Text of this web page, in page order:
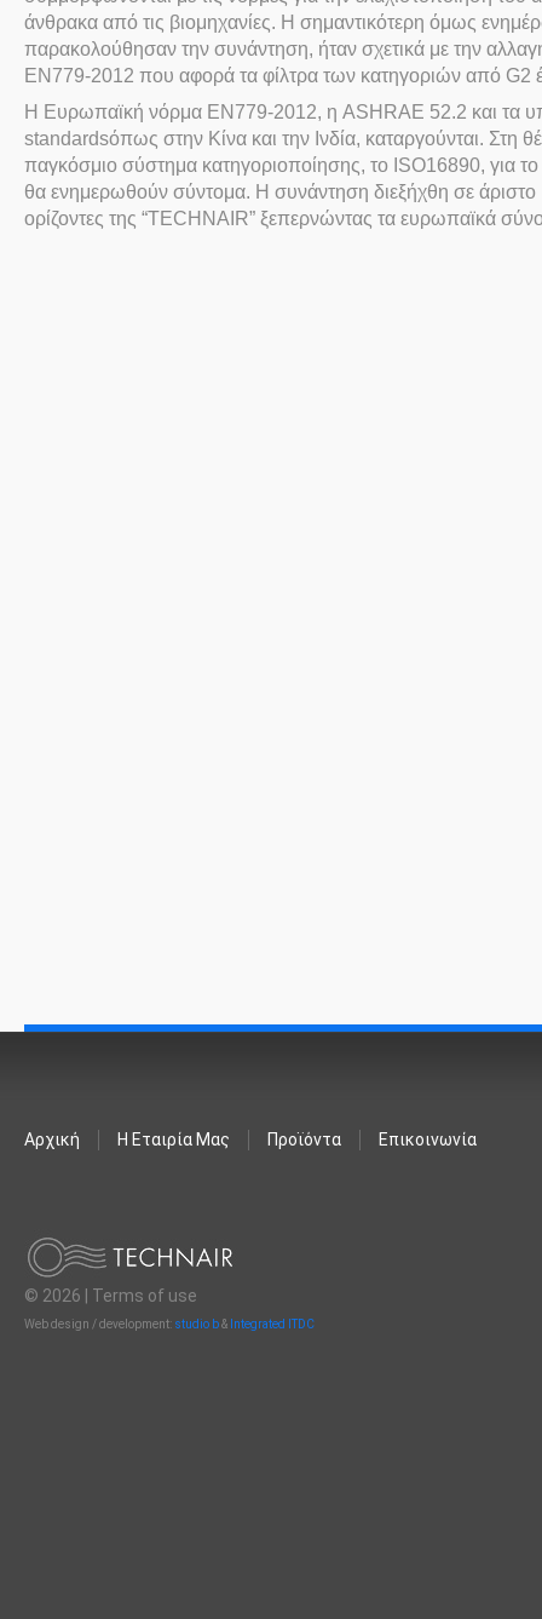
άνθρακα από τις βιομηχανίες. Η σημαντικότερη όμως
παρακολούθησαν την συνάντηση, ήταν σχετικά με την
ΕΝ779-2012 που αφορά τα φίλτρα των κατηγοριών από G2
Η Ευρωπαϊκή νόρμα ΕΝ779-2012, η ASHRAE 52.2 και τα
standardsόπως στην Κίνα και την Ινδία, καταργούνται. Στη
παγκόσμιο σύστημα κατηγοριοποίησης, το ISO16890, για
θα ενημερωθούν σύντομα. Η συνάντηση διεξήχθη σε άριστο
ορίζοντες της “TECHNAIR” ξεπερνώντας τα ευρωπαϊκά
Αρχική Η Εταιρία Μας Προϊόντα Επικοινωνία
© 2026 | Terms of use
Web design / development: studio b& Integrated ITDC